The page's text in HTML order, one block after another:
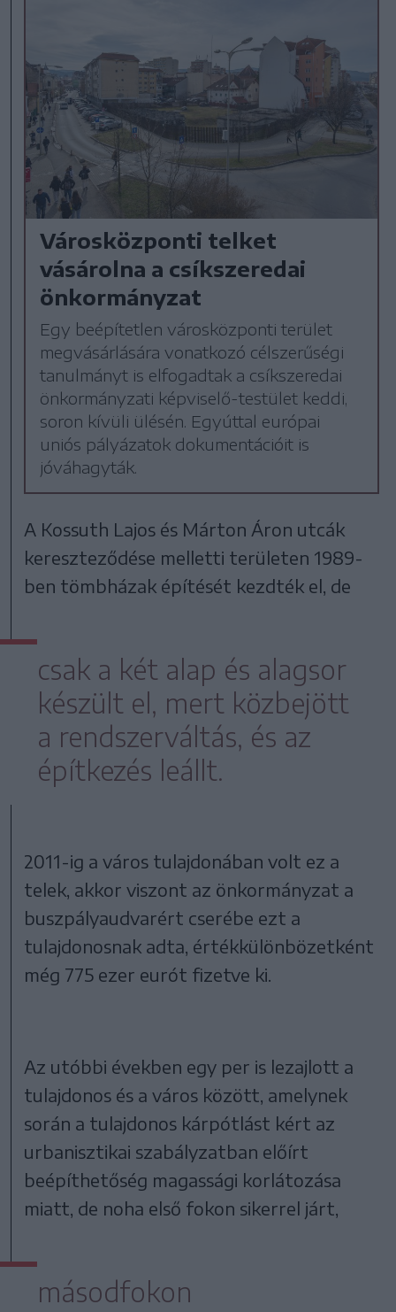
Városközponti telket
vásárolna a csíkszeredai
önkormányzat
Egy beépítetlen városközponti terület
megvásárlására vonatkozó célszerűségi
tanulmányt is elfogadtak a csíkszeredai
önkormányzati képviselő-testület keddi,
soron kívüli ülésén. Egyúttal európai
uniós pályázatok dokumentációit is
jóváhagyták.
A Kossuth Lajos és Márton Áron utcák
kereszteződése melletti területen 1989-
ben tömbházak építését kezdték el, de
csak a két alap és alagsor
készült el, mert közbejött
a rendszerváltás, és az
építkezés leállt.
2011-ig a város tulajdonában volt ez a
telek, akkor viszont az önkormányzat a
buszpályaudvarért cserébe ezt a
tulajdonosnak adta, értékkülönbözetként
még 775 ezer eurót fizetve ki.
Az utóbbi években egy per is lezajlott a
tulajdonos és a város között, amelynek
során a tulajdonos kárpótlást kért az
urbanisztikai szabályzatban előírt
beépíthetőség magassági korlátozása
miatt, de noha első fokon sikerrel járt,
másodfokon